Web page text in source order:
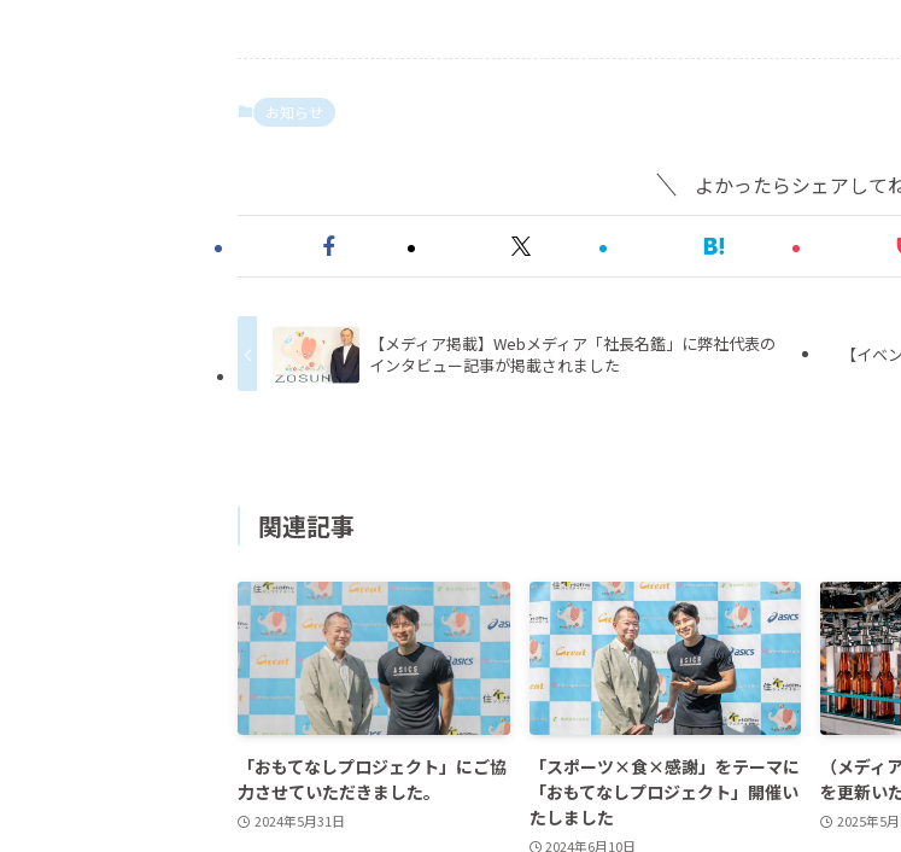
お知らせ
よかったらシェアして
【メディア掲載】Webメディア「社長名鑑」に弊社代表の
インタビュー記事が掲載されました
【イベ
関連記事
「おもてなしプロジェクト」にご協
力させていただきました。
2024年5月31日
「スポーツ×食×感謝」をテーマに
「おもてなしプロジェクト」開催い
たしました
2024年6月10日
（メディ
を更新い
2025年5